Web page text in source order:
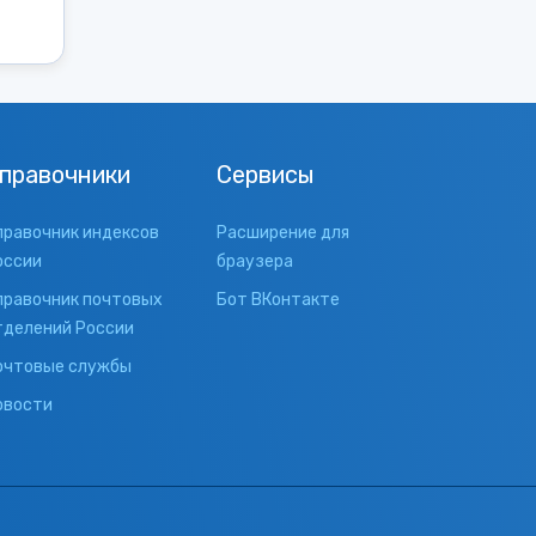
индексов
почтовых
России
службы
Сервисы
Расширение для
браузера
Бот ВКонтакте